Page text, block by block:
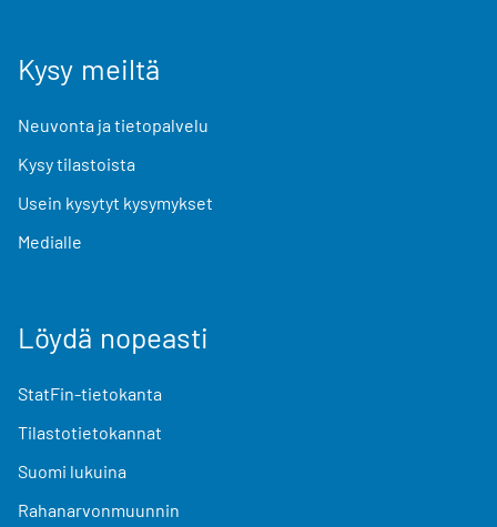
Kysy meiltä
Neuvonta ja tietopalvelu
Kysy tilastoista
Usein kysytyt kysymykset
Medialle
Löydä nopeasti
StatFin-tietokanta
Tilastotietokannat
Suomi lukuina
Rahanarvonmuunnin